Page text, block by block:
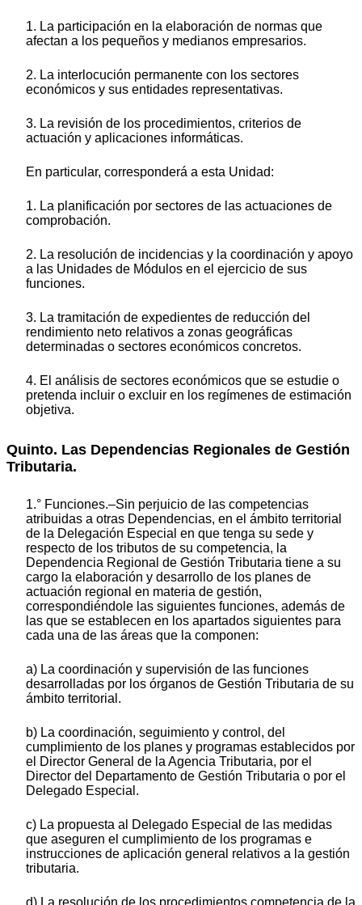
1. La participación en la elaboración de normas que
afectan a los pequeños y medianos empresarios.
2. La interlocución permanente con los sectores
económicos y sus entidades representativas.
3. La revisión de los procedimientos, criterios de
actuación y aplicaciones informáticas.
En particular, corresponderá a esta Unidad:
1. La planificación por sectores de las actuaciones de
comprobación.
2. La resolución de incidencias y la coordinación y apoyo
a las Unidades de Módulos en el ejercicio de sus
funciones.
3. La tramitación de expedientes de reducción del
rendimiento neto relativos a zonas geográficas
determinadas o sectores económicos concretos.
4. El análisis de sectores económicos que se estudie o
pretenda incluir o excluir en los regímenes de estimación
objetiva.
Quinto. Las Dependencias Regionales de Gestión
Tributaria.
1.° Funciones.–Sin perjuicio de las competencias
atribuidas a otras Dependencias, en el ámbito territorial
de la Delegación Especial en que tenga su sede y
respecto de los tributos de su competencia, la
Dependencia Regional de Gestión Tributaria tiene a su
cargo la elaboración y desarrollo de los planes de
actuación regional en materia de gestión,
correspondiéndole las siguientes funciones, además de
las que se establecen en los apartados siguientes para
cada una de las áreas que la componen:
a) La coordinación y supervisión de las funciones
desarrolladas por los órganos de Gestión Tributaria de su
ámbito territorial.
b) La coordinación, seguimiento y control, del
cumplimiento de los planes y programas establecidos por
el Director General de la Agencia Tributaria, por el
Director del Departamento de Gestión Tributaria o por el
Delegado Especial.
c) La propuesta al Delegado Especial de las medidas
que aseguren el cumplimiento de los programas e
instrucciones de aplicación general relativos a la gestión
tributaria.